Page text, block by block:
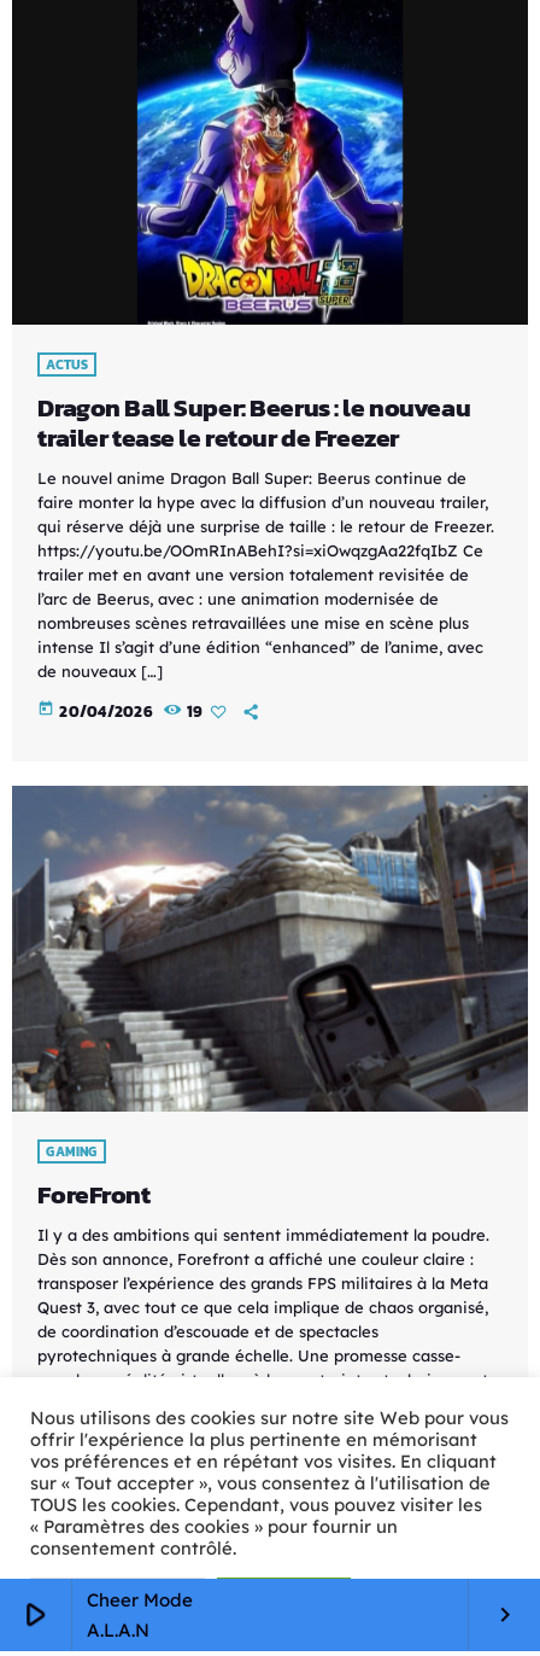
play_arrow
Cheer Mode
A.L.A.N
keyboard_arrow_right
ACTUS
Dragon Ball Super: Beerus : le nouveau
trailer tease le retour de Freezer
Le nouvel anime Dragon Ball Super: Beerus continue de
faire monter la hype avec la diffusion d’un nouveau trailer,
qui réserve déjà une surprise de taille : le retour de Freezer.
https://youtu.be/OOmRInABehI?si=xiOwqzgAa22fqIbZ Ce
trailer met en avant une version totalement revisitée de
l’arc de Beerus, avec : une animation modernisée de
nombreuses scènes retravaillées une mise en scène plus
intense Il s’agit d’une édition “enhanced” de l’anime, avec
de nouveaux […]
today 20/04/2026 19
GAMING
ForeFront
Il y a des ambitions qui sentent immédiatement la poudre.
Dès son annonce, Forefront a affiché une couleur claire :
transposer l’expérience des grands FPS militaires à la Meta
Quest 3, avec tout ce que cela implique de chaos organisé,
de coordination d’escouade et de spectacles
pyrotechniques à grande échelle. Une promesse casse-
gueule en réalité virtuelle, où les contraintes techniques et
totale […]
today 19/04/2026 39
Nous utilisons des cookies sur notre site Web pour vous
offrir l'expérience la plus pertinente en mémorisant
vos préférences et en répétant vos visites. En cliquant
sur « Tout accepter », vous consentez à l'utilisation de
TOUS les cookies. Cependant, vous pouvez visiter les
« Paramètres des cookies » pour fournir un
consentement contrôlé.
Paramètres Cookie